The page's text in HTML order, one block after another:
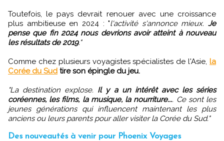
Toutefois, le pays devrait renouer avec une croissance
plus ambitieuse en 2024 : "l'activité s'annonce mieux. Je
pense que fin 2024 nous devrions avoir atteint à nouveau
les résultats de 2019."
Comme chez plusieurs voyagistes spécialistes de l'Asie, la
Corée du Sud tire son épingle du jeu.
"La destination explose. Il y a un intérêt avec les séries
coréennes, les films, la musique, la nourriture.... Ce sont les
jeunes générations qui influencent maintenant les plus
anciens ou leurs parents pour aller visiter la Corée du Sud."
Des nouveautés à venir pour Phoenix Voyages